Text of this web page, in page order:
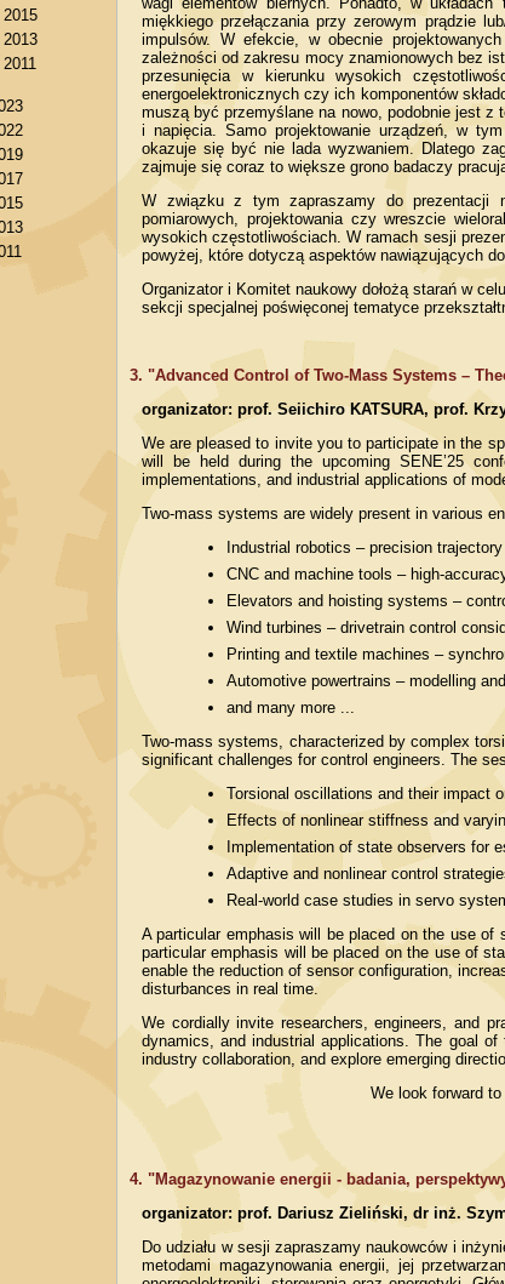
2015
2013
miękkiego przełączania przy zerowym prądzie
impulsów. W efekcie, w obecnie
zależności od zakresu mocy znamionowych bez
przesunięcia w kierunku wysokich
energoelektronicznych czy ich komponentów
muszą być przemyślane na nowo, podobnie jest z
i napięcia. Samo projektowanie urządzeń, w
okazuje się być nie lada wyzwaniem. Dlatego
zajmuje się coraz to większe grono badaczy
W związku z tym zapraszamy do prezentacji
pomiarowych, projektowania czy wreszcie
wysokich częstotliwościach. W ramach sesji
powyżej, które dotyczą aspektów nawiązujących
Organizator i Komitet naukowy dołożą starań w
sekcji specjalnej poświęconej tematyce
3. "Advanced Control of Two-Mass Systems –
organizator: prof. Seiichiro KATSURA, prof.
We are pleased to invite you to participate in the
will be held during the upcoming SENE’25
implementations, and industrial applications of
Two-mass systems are widely present in various
Industrial robotics – precision
CNC and machine tools – high-
Elevators and hoisting systems –
Wind turbines – drivetrain control
Printing and textile machines –
Automotive powertrains – modelling
and many more ...
Two-mass systems, characterized by complex
significant challenges for control engineers. The
Torsional oscillations and their impact
Effects of nonlinear stiffness and
Implementation of state observers for
Adaptive and nonlinear control
Real-world case studies in servo
A particular emphasis will be placed on the use
particular emphasis will be placed on the use of
enable the reduction of sensor configuration,
disturbances in real time.
We cordially invite researchers, engineers, and
dynamics, and industrial applications. The goal
industry collaboration, and explore emerging
We look forward
4. "Magazynowanie energii - badania,
organizator: prof. Dariusz Zieliński, dr inż.
Do udziału w sesji zapraszamy naukowców i
metodami magazynowania energii, jej